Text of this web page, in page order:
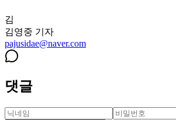
김
김영중 기자
pajusidae@naver.com
댓글